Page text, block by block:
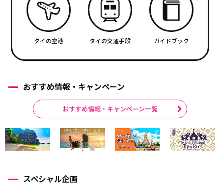
タイの空港 タイの交通手段 ガイドブック
おすすめ情報・キャンペーン
おすすめ情報・キャンペーン一覧
スペシャル企画